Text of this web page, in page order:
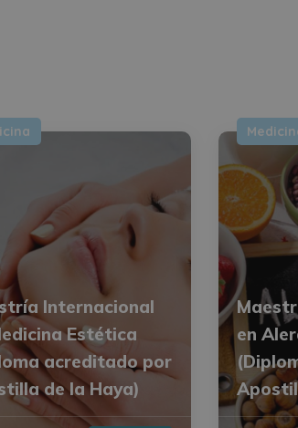
Internacional
Estética
acreditado por
de la Haya)
en